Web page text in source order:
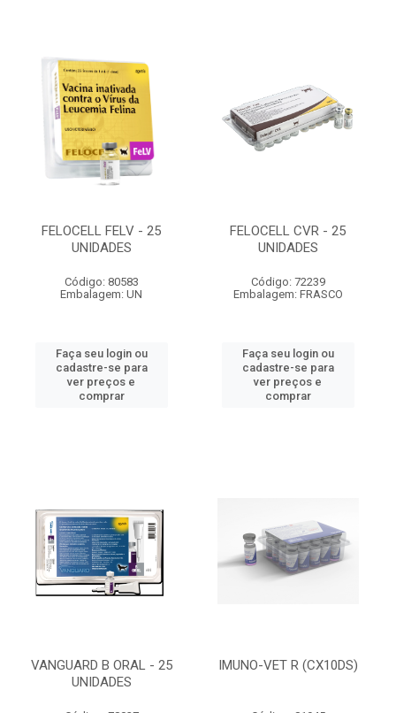
FELOCELL FELV - 25
UNIDADES
Código: 80583
Embalagem: UN
Faça seu login ou
cadastre-se para
ver preços e
comprar
FELOCELL CVR - 25
UNIDADES
Código: 72239
Embalagem: FRASCO
Faça seu login ou
cadastre-se para
ver preços e
comprar
VANGUARD B ORAL - 25
UNIDADES
IMUNO-VET R (CX10DS)